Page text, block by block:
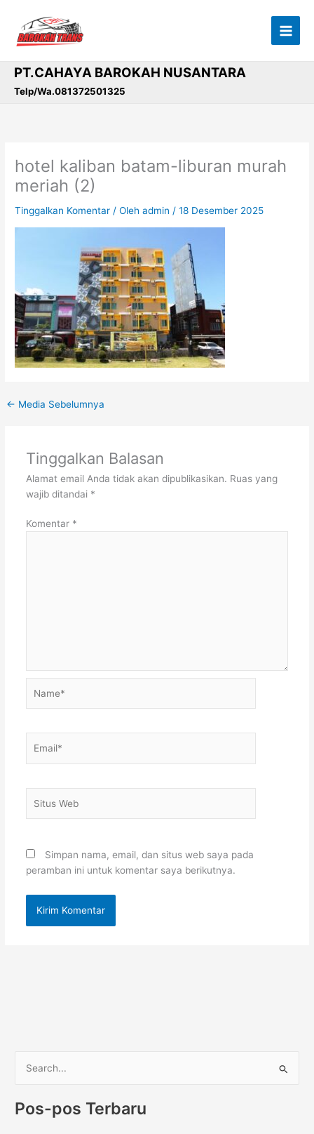
konten
PT.CAHAYA BAROKAH NUSANTARA
Telp/Wa.081372501325
hotel kaliban batam-liburan murah
meriah (2)
Tinggalkan Komentar / Olehadmin /18 Desember 2025
← Media Sebelumnya
Tinggalkan Balasan
Alamat email Anda tidak akan dipublikasikan. Ruas yang
wajib ditandai *
Komentar *
Web
Simpan nama, email, dan situs web saya pada
peramban ini untuk komentar saya berikutnya.
r
Pos-pos Terbaru